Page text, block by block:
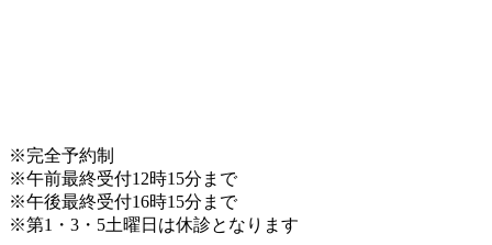
※完全予約制
※午前最終受付12時15分まで
※午後最終受付16時15分まで
※第1・3・5土曜日は休診となります